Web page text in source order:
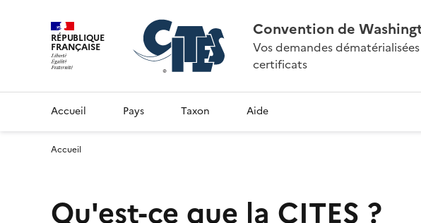
RÉPUBLIQUE
FRANÇAISE
Convention de
Vos demandes
certificats
Accueil Pays Taxon Aide
Accueil
Qu'est-ce que la CITES ?